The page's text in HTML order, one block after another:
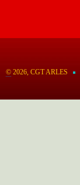
© 2026, CGT ARLES